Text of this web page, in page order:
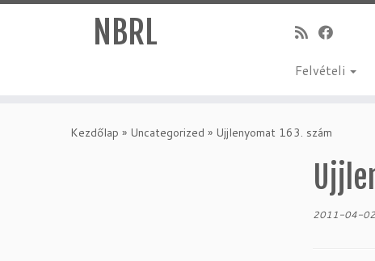
NBRL
Felvételi
Kezdőlap » Uncategorized » Ujjlenyomat 163. szám
2011-04-02